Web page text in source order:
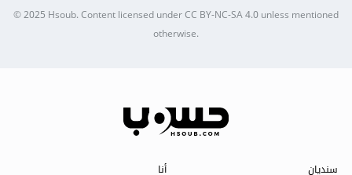
© 2025Hsoub.Content licensed underCC BY-NC-SA 4.0unless mentioned
otherwise.